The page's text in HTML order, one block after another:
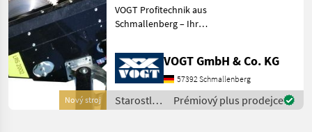
Nový stroj
/Radlader
/Traktor
VOGT Profitechnik aus
Schmallenberg – Ihr
professionelle
Landschaftspflegetechnik =
Mehrere VOGT-Standorte +
100 Servicepartner in
Deutsch
VOGT GmbH & Co. KG
57392 Schmallenberg
Starostlivosť
o stromy /
Prémiový plus prodejce